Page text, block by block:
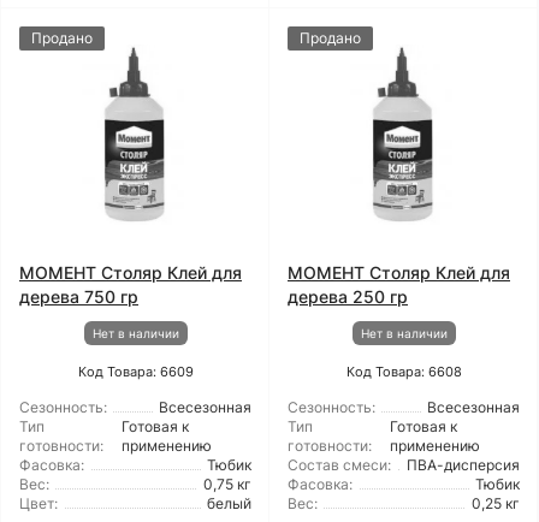
Продано
МОМЕНТ Столяр Клей для
дерева 750 гр
Нет в наличии
Код Товара: 6609
Сезонность:
Всесезонная
Тип
готовности:
Готовая к
применению
Фасовка:
Тюбик
Вес:
0,75 кг
Цвет:
белый
Продано
МОМЕНТ Столяр Клей для
дерева 250 гр
Нет в наличии
Код Товара: 6608
Сезонность:
Всесезонная
Тип
готовности:
Готовая к
применению
Состав смеси:
ПВА-дисперсия
Фасовка:
Тюбик
Вес:
0,25 кг